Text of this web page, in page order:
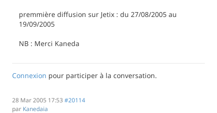
premmière diffusion sur Jetix : du 27/08/2005 au
19/09/2005
NB : Merci Kaneda
Connexion pour participer à la conversation.
28 Mar 2005 17:53 #20114
par Kanedaia